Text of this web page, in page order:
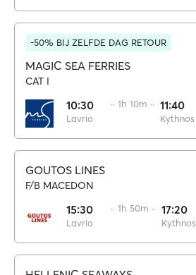
-50% BIJ ZELFDE DAG RETOUR
MAGIC SEA FERRIES
CAT I
10:30
Lavrio
·· 1h 10m ·· 11:40
Kythnos
GOUTOS LINES
F/B MACEDON
15:30
Lavrio
·· 1h 50m ·· 17:20
Kythnos